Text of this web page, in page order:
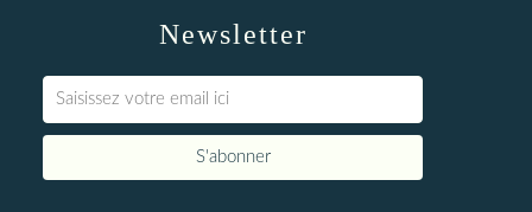
Newsletter